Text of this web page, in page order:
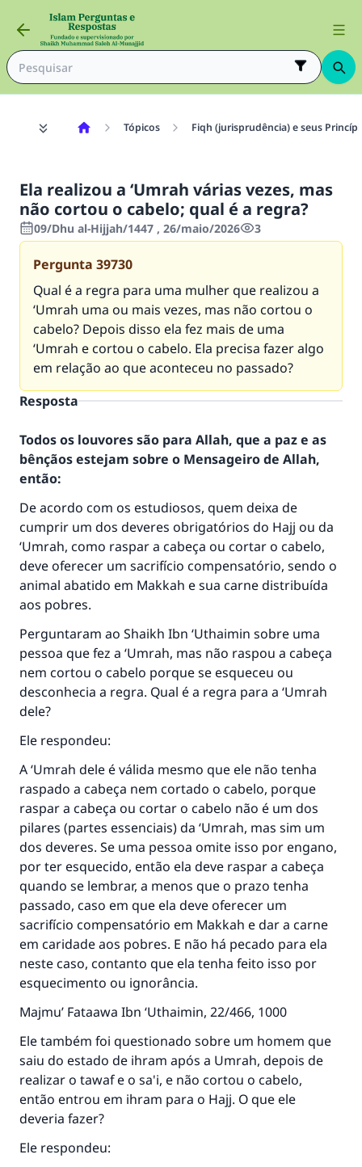
Tópicos Fiqh (jurisprudência) e seus
Ela realizou a ‘Umrah várias vezes, mas
não cortou o cabelo; qual é a regra?
09/Dhu al-Hijjah/1447 , 26/maio/2026 3
Pergunta 39730
Qual é a regra para uma mulher que realizou a
‘Umrah uma ou mais vezes, mas não cortou o
cabelo? Depois disso ela fez mais de uma
‘Umrah e cortou o cabelo. Ela precisa fazer algo
em relação ao que aconteceu no passado?
Resposta
Todos os louvores são para Allah, que a paz e as
bênçãos estejam sobre o Mensageiro de Allah,
então:
De acordo com os estudiosos, quem deixa de
cumprir um dos deveres obrigatórios do Hajj ou da
‘Umrah, como raspar a cabeça ou cortar o cabelo,
deve oferecer um sacrifício compensatório, sendo o
animal abatido em Makkah e sua carne distribuída
aos pobres.
Perguntaram ao Shaikh Ibn ‘Uthaimin sobre uma
pessoa que fez a ‘Umrah, mas não raspou a cabeça
nem cortou o cabelo porque se esqueceu ou
desconhecia a regra. Qual é a regra para a ‘Umrah
dele?
Ele respondeu:
A ‘Umrah dele é válida mesmo que ele não tenha
raspado a cabeça nem cortado o cabelo, porque
raspar a cabeça ou cortar o cabelo não é um dos
pilares (partes essenciais) da ‘Umrah, mas sim um
dos deveres. Se uma pessoa omite isso por engano,
por ter esquecido, então ela deve raspar a cabeça
quando se lembrar, a menos que o prazo tenha
passado, caso em que ela deve oferecer um
sacrifício compensatório em Makkah e dar a carne
em caridade aos pobres. E não há pecado para ela
neste caso, contanto que ela tenha feito isso por
esquecimento ou ignorância.
Majmu’ Fataawa Ibn ‘Uthaimin, 22/466, 1000
Ele também foi questionado sobre um homem que
saiu do estado de ihram após a Umrah, depois de
realizar o tawaf e o sa'i, e não cortou o cabelo,
então entrou em ihram para o Hajj. O que ele
deveria fazer?
Ele respondeu:
A resposta n° 110845 salvou um
casamento.
Ajude-nos a responder à Ummah
O Profeta ﷺ disse,
que é bom receberá a mesma recompensa
que aqueles que o fazem."
(MUSLIM, 1893)